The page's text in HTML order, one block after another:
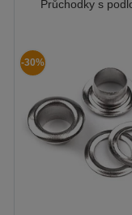
Průchodky s
-30%